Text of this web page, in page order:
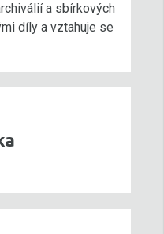
a sbírkových
díly a vztahuje se